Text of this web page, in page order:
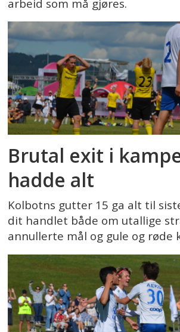
arbeid som må gjøres.
Brutal exit i
hadde alt
Kolbotns gutter 15 ga alt til
dit handlet både om utallige
annullerte mål og gule og røde